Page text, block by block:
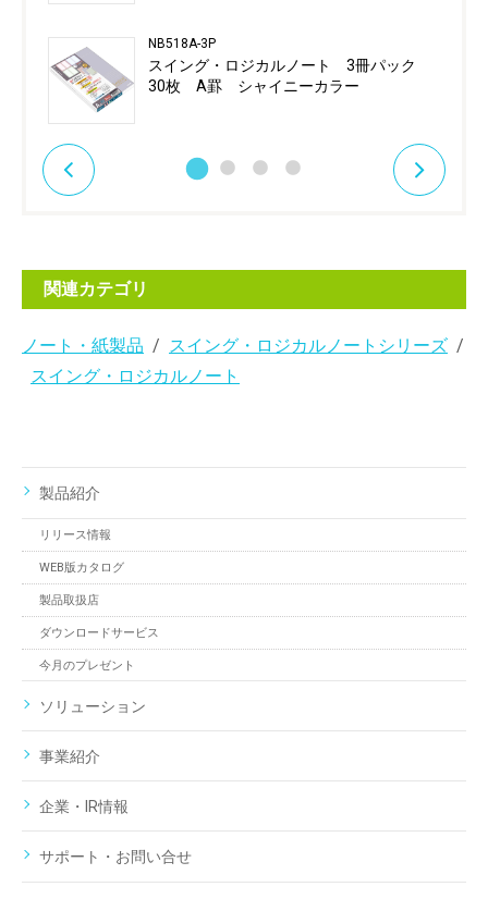
NB518A-3P
スイング・ロジカルノート 3冊パック
30枚 A罫 シャイニーカラー
関連カテゴリ
ノート・紙製品
スイング・ロジカルノートシリーズ
スイング・ロジカルノート
製品紹介
リリース情報
WEB版カタログ
製品取扱店
ダウンロードサービス
今月のプレゼント
ソリューション
事業紹介
企業・IR情報
サポート・お問い合せ